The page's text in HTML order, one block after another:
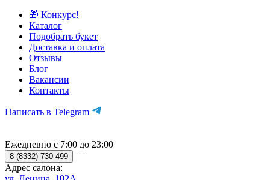
🎁 Конкурс!
Каталог
Подобрать букет
Доставка и оплата
Отзывы
Блог
Вакансии
Контакты
Написать в Telegram
Ежедневно с 7:00 до 23:00
8 (8332) 730-499
Адрес салона: